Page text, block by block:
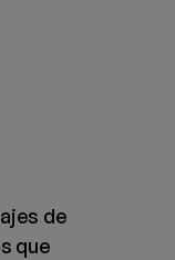
de
que